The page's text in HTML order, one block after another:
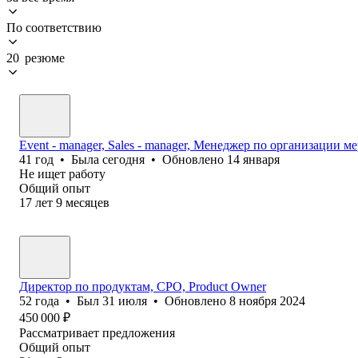
По соответствию
20 резюме
Event - manager, Sales - manager, Менеджер по организации
41 год • Была сегодня • Обновлено 14 января
Не ищет работу
Общий опыт
17 лет 9 месяцев
Директор по продуктам, CPO, Product Owner
52 года • Был 31 июля • Обновлено 8 ноября 2024
450 000 ₽
Рассматривает предложения
Общий опыт